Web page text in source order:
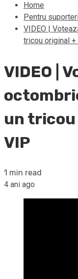
Home
Pentru
VIDEO |
tricou original
VIDEO |
un
VIP
1 min read
4 ani ago